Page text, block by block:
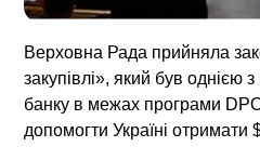
Верховна Рада прийняла
закупівлі», який був однією
банку в межах програми
допомогти Україні отримати